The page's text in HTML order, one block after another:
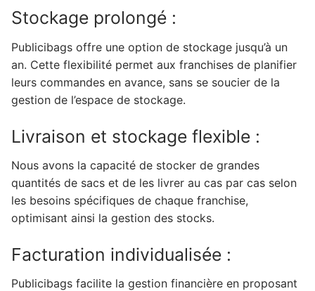
Stockage prolongé :
Publicibags offre une option de stockage jusqu’à un
an. Cette flexibilité permet aux franchises de planifier
leurs commandes en avance, sans se soucier de la
gestion de l’espace de stockage.
Livraison et stockage flexible :
Nous avons la capacité de stocker de grandes
quantités de sacs et de les livrer au cas par cas selon
les besoins spécifiques de chaque franchise,
optimisant ainsi la gestion des stocks.
Facturation individualisée :
Publicibags facilite la gestion financière en proposant